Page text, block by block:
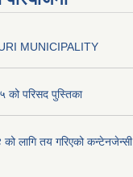
MUNICIPALITY
परिसद पुस्तिका
लागि तय गरिएको कन्टेनजेन्सी